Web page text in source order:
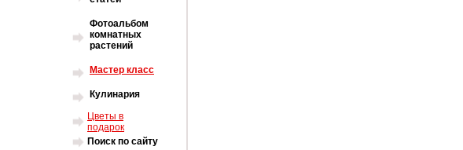
Фотоальбом
комнатных
растений
Мастер класс
Кулинария
Цветы в
подарок
Поиск по сайту